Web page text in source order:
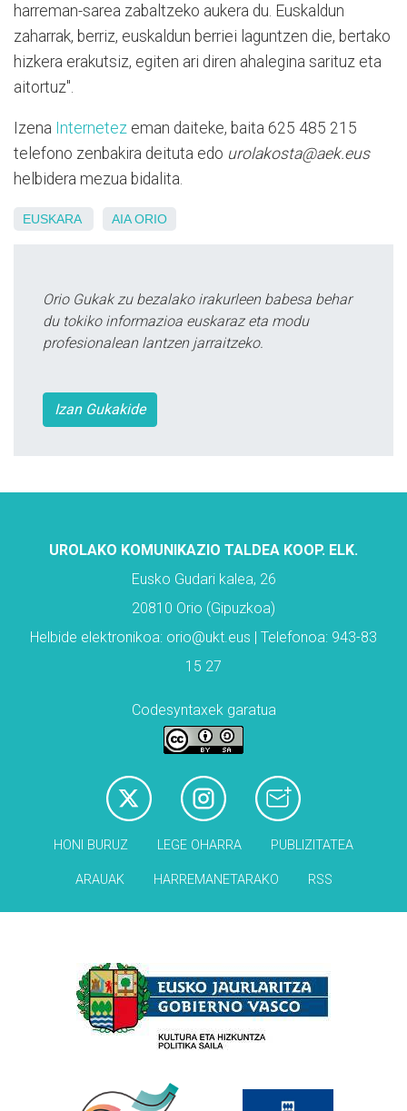
harreman-sarea zabaltzeko aukera du. Euskaldun
zaharrak, berriz, euskaldun berriei laguntzen die, bertako
hizkera erakutsiz, egiten ari diren ahalegina sarituz eta
aitortuz".
Izena Internetez eman daiteke, baita 625 485 215
telefono zenbakira deituta edo urolakosta@aek.eus
helbidera mezua bidalita.
EUSKARA AIA ORIO
Orio Gukak zu bezalako irakurleen babesa behar
du tokiko informazioa euskaraz eta modu
profesionalean lantzen jarraitzeko.
Izan Gukakide
UROLAKO KOMUNIKAZIO TALDEA KOOP. ELK.
Eusko Gudari kalea, 26
20810 Orio (Gipuzkoa)
Helbide elektronikoa: orio@ukt.eus | Telefonoa: 943-83
15 27
Codesyntaxek garatua
HONI BURUZ LEGE OHARRA PUBLIZITATEA
ARAUAK HARREMANETARAKO RSS